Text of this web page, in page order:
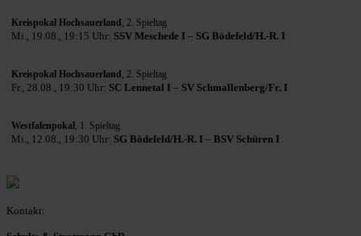
Kreispokal Hochsauerland , 2. Spieltag
Mi., 19.08., 19:15 Uhr: SSV Meschede I – SG Bödefeld/H.-R. I
Kreispokal Hochsauerland , 2. Spieltag
Fr., 28.08., 19:30 Uhr: SC Lennetal I – SV Schmallenberg/Fr. I
Westfalenpokal , 1. Spieltag
Mi., 12.08., 19:30 Uhr: SG Bödefeld/H.-R. I – BSV Schüren I
Kontakt: